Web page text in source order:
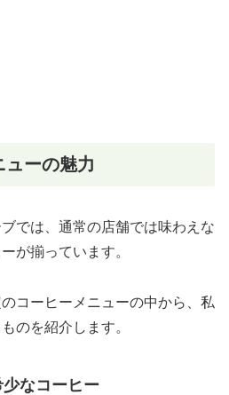
ューの魅力
では、通常の店舗では味わえな
が揃っています。
コーヒーメニューの中から、私
のを紹介します。
なコーヒー